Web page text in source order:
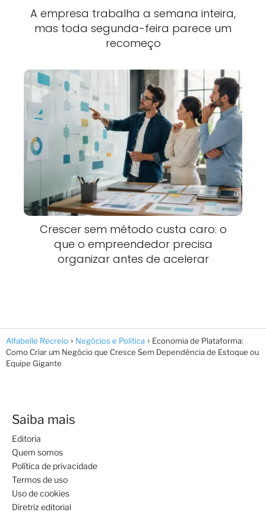
A empresa trabalha a semana inteira,
mas toda segunda-feira parece um
recomeço
Crescer sem método custa caro: o
que o empreendedor precisa
organizar antes de acelerar
Alfabelle Recreio Negócios e Política
Economia de Plataforma:
Como Criar um Negócio que Cresce Sem Dependência de Estoque ou
Equipe Gigante
Saiba mais
Editoria
Quem somos
Política de privacidade
Termos de uso
Uso de cookies
Diretriz editorial